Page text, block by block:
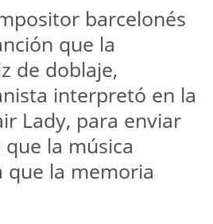
barcelonés
que la
de doblaje,
interpretó en la
Lady, para enviar
la música
que la memoria